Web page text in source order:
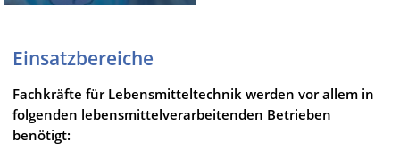
Einsatzbereiche
Fachkräfte für Lebensmitteltechnik werden vor allem in
folgenden lebensmittelverarbeitenden Betrieben
benötigt: